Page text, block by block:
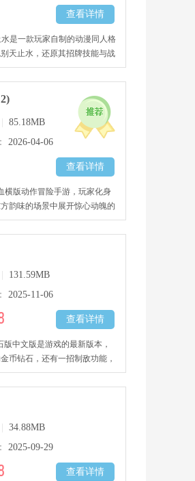
查看详情
是一款玩家自制的动漫同人格
天止水，还原其招牌技能与战
水的战斗中，你能操控止水
神、须佐能乎等强力招式，流
爽快感。 游戏保留传统格斗
景互动元素，支持单人闯关、
素风格，技能特效高度还原动
水的高光时刻。快来下载试试
85.18MB
2026-04-06
查看详情
横版动作冒险手游，玩家化身
韵味的场景中展开惊心动魄的
流畅的连招系统和丰富的技能
的战斗快感。
131.59MB
2025-11-06
查看详情
中文版是游戏的最新版本，
币钻石，还有一招制敌功能，
格斗游戏，玩家在游戏中控制
34.88MB
2025-09-29
查看详情